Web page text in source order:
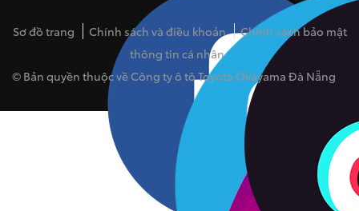
Sơ đồ trang Chính sách và điều khoản
Chính sách bảo mật
thông tin cá nhân
© Bản quyền thuộc về Công ty ô tô Toyota Okayama Đà Nẵng